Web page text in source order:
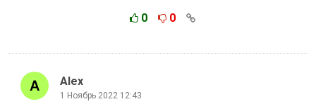
0 0
Alex
1 Ноябрь 2022 12:43